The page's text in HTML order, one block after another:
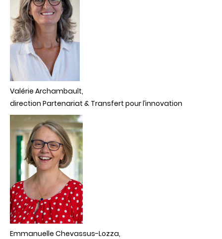
Valérie Archambault,
direction Partenariat & Transfert pour l’innovation
Emmanuelle Chevassus-Lozza,